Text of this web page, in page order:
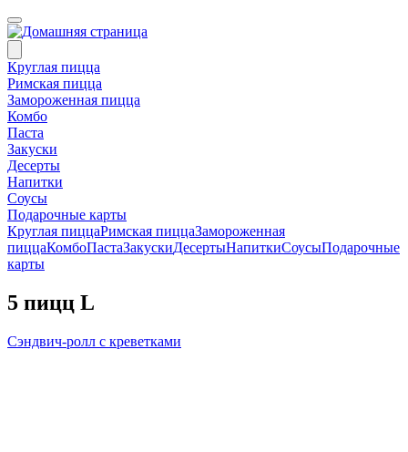
Круглая пицца
Римская пицца
Замороженная пицца
Комбо
Паста
Закуски
Десерты
Напитки
Соусы
Подарочные карты
Круглая пиццаРимская пиццаЗамороженная
пиццаКомбоПастаЗакускиДесертыНапиткиСоусыПодарочные
карты
5 пицц L
Сэндвич-ролл с креветками